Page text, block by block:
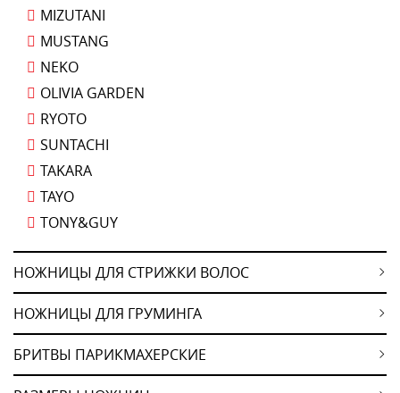
MIZUTANI
MUSTANG
NEKO
OLIVIA GARDEN
RYOTO
SUNTACHI
TAKARA
TAYO
TONY&GUY
НОЖНИЦЫ ДЛЯ СТРИЖКИ ВОЛОС
НОЖНИЦЫ ДЛЯ ГРУМИНГА
БРИТВЫ ПАРИКМАХЕРСКИЕ